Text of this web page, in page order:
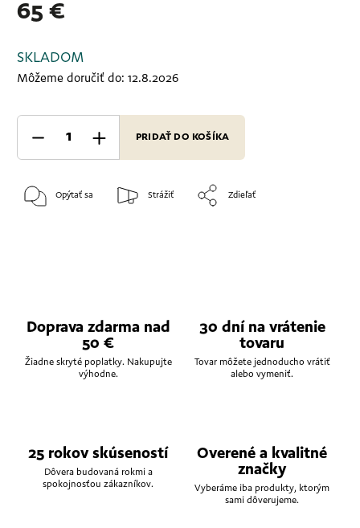
65 €
SKLADOM
Môžeme doručiť do: 12.8.2026
PRIDAŤ DO KOŠÍKA
Opýtať sa Strážiť Zdieľať
Doprava zdarma nad
50 €
Žiadne skryté poplatky. Nakupujte
výhodne.
30 dní na vrátenie
tovaru
Tovar môžete jednoducho vrátiť
alebo vymeniť.
25 rokov skúseností
Dôvera budovaná rokmi a
spokojnosťou zákazníkov.
Overené a kvalitné
značky
Vyberáme iba produkty, ktorým
sami dôverujeme.